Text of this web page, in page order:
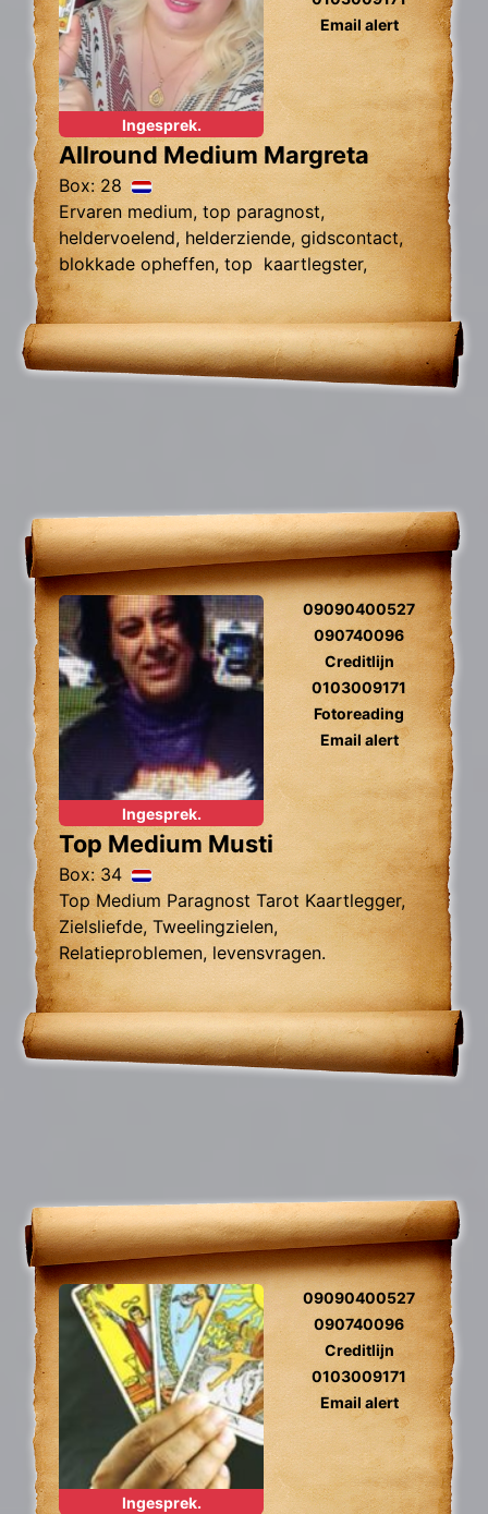
Ingesprek.
Email alert
Allround Medium Margreta
Box: 28
Ervaren medium, top paragnost,
heldervoelend, helderziende, gidscontact,
blokkade opheffen, top kaartlegster,
vragen over relatie problemen zielsrelaties,
en toekomst voorspelling 2024
Ingesprek.
09090400527
090740096
Creditlijn
0103009171
Fotoreading
Email alert
Top Medium Musti
Box: 34
Top Medium Paragnost Tarot Kaartlegger,
Zielsliefde, Tweelingzielen,
Relatieproblemen, levensvragen.
Ingesprek.
09090400527
090740096
Creditlijn
0103009171
Email alert